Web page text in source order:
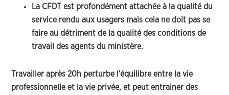
La CFDT est profondément attachée à la qualité du
service rendu aux usagers mais cela ne doit pas se
faire au détriment de la qualité des conditions de
travail des agents du ministère.
Travailler après 20h perturbe l’équilibre entre la vie
professionnelle et la vie privée, et peut entrainer des